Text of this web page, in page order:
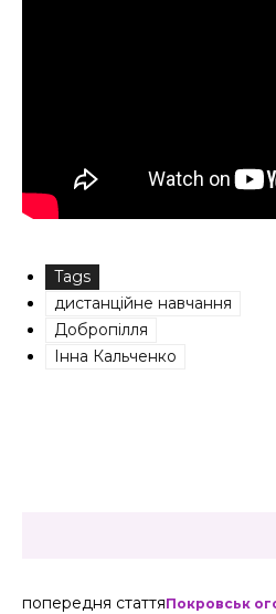
Tags
дистанційне навчання
Добропілля
Інна Кальченко
попередня статтяПокровськ